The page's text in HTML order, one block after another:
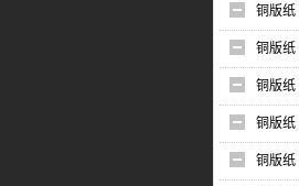
铜版纸
铜版纸
铜版纸
铜版纸
铜版纸